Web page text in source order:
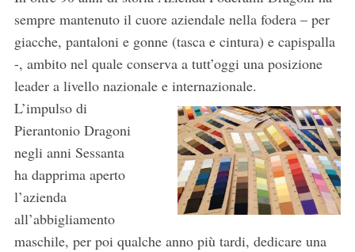
sempre mantenuto il cuore aziendale nella fodera – per
giacche, pantaloni e gonne (tasca e cintura) e capispalla
-, ambito nel quale conserva a tutt’oggi una posizione
leader a livello nazionale e internazionale.
L’impulso di
Pierantonio Dragoni
negli anni Sessanta
ha dapprima aperto
l’azienda
all’abbigliamento
maschile, per poi qualche anno più tardi, dedicare una